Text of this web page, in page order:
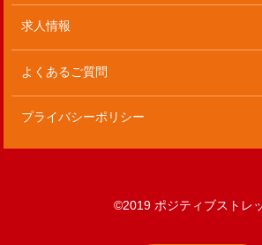
求人情報
よくあるご質問
プライバシーポリシー
©2019 ポジティブストレ